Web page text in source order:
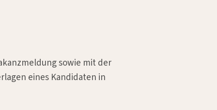
sowie mit der
eines Kandidaten in